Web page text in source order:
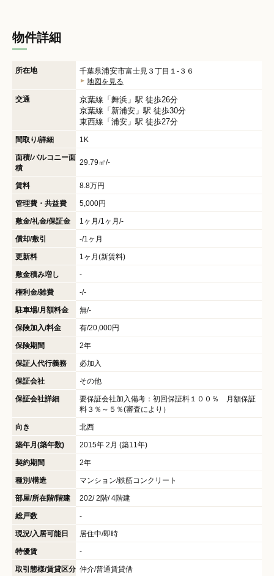
物件詳細
所在地 千葉県浦安市富士見３丁目１-３６
地図を見る
交通 京葉線 「舞浜 」駅 徒歩26分
京葉線 「新浦安 」駅 徒歩30分
東西線 「浦安 」駅 徒歩27分
間取り/詳細 1K
面積/バルコニー面
積
29.79㎡/-
賃料 8.8万円
管理費・共益費 5,000円
敷金/礼金/保証金 1ヶ月/1ヶ月/-
償却/敷引 -/1ヶ月
更新料 1ヶ月(新賃料)
敷金積み増し -
権利金/雑費 -/-
駐車場/月額料金 無/-
保険加入/料金 有/20,000円
保険期間 2年
保証人代行義務 必加入
保証会社 その他
保証会社詳細
要保証会社加入備考：初回保証料１００％ 月額保証
料３％～５％(審査により）
向き 北西
築年月(築年数) 2015年 2月 (築11年)
契約期間 2年
種別/構造 マンション/鉄筋コンクリート
部屋/所在階/階建 202/ 2階/ 4階建
総戸数 -
現況/入居可能日 居住中/即時
特優賃 -
取引態様/賃貸区分 仲介/普通賃貸借